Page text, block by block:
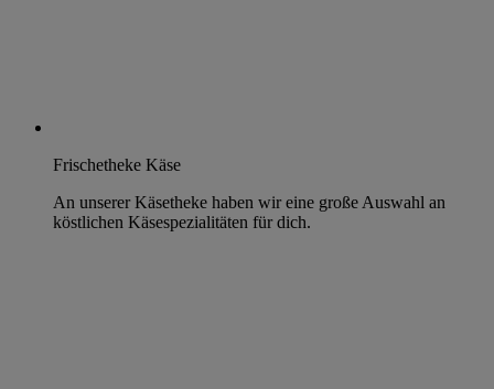
Frischetheke Käse
An unserer Käsetheke haben wir eine große Auswahl an
köstlichen Käsespezialitäten für dich.